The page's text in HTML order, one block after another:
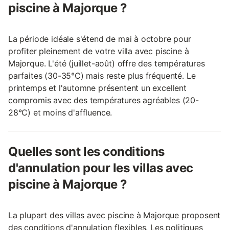
piscine à Majorque ?
La période idéale s'étend de mai à octobre pour
profiter pleinement de votre villa avec piscine à
Majorque. L'été (juillet-août) offre des températures
parfaites (30-35°C) mais reste plus fréquenté. Le
printemps et l'automne présentent un excellent
compromis avec des températures agréables (20-
28°C) et moins d'affluence.
Quelles sont les conditions
d'annulation pour les villas avec
piscine à Majorque ?
La plupart des villas avec piscine à Majorque proposent
des conditions d'annulation flexibles. Les politiques